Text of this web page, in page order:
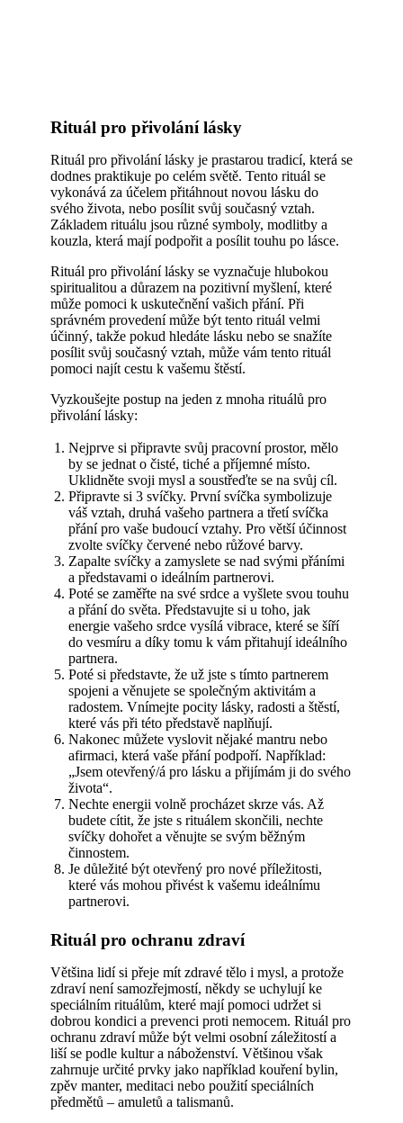
Rituál pro přivolání lásky
Rituál pro přivolání lásky je prastarou tradicí, která se
dodnes praktikuje po celém světě. Tento rituál se
vykonává za účelem přitáhnout novou lásku do
svého života, nebo posílit svůj současný vztah.
Základem rituálu jsou různé symboly, modlitby a
kouzla, která mají podpořit a posílit touhu po lásce.
Rituál pro přivolání lásky se vyznačuje hlubokou
spiritualitou a důrazem na pozitivní myšlení, které
může pomoci k uskutečnění vašich přání. Při
správném provedení může být tento rituál velmi
účinný, takže pokud hledáte lásku nebo se snažíte
posílit svůj současný vztah, může vám tento rituál
pomoci najít cestu k vašemu štěstí.
Vyzkoušejte postup na jeden z mnoha rituálů pro
přivolání lásky:
Nejprve si připravte svůj pracovní prostor, mělo
by se jednat o čisté, tiché a příjemné místo.
Uklidněte svoji mysl a soustřeďte se na svůj cíl.
Připravte si 3 svíčky. První svíčka symbolizuje
váš vztah, druhá vašeho partnera a třetí svíčka
přání pro vaše budoucí vztahy. Pro větší účinnost
zvolte svíčky červené nebo růžové barvy.
Zapalte svíčky a zamyslete se nad svými přáními
a představami o ideálním partnerovi.
Poté se zaměřte na své srdce a vyšlete svou touhu
a přání do světa. Představujte si u toho, jak
energie vašeho srdce vysílá vibrace, které se šíří
do vesmíru a díky tomu k vám přitahují ideálního
partnera.
Poté si představte, že už jste s tímto partnerem
spojeni a věnujete se společným aktivitám a
radostem. Vnímejte pocity lásky, radosti a štěstí,
které vás při této představě naplňují.
Nakonec můžete vyslovit nějaké mantru nebo
afirmaci, která vaše přání podpoří. Například:
„Jsem otevřený/á pro lásku a přijímám ji do svého
života“.
Nechte energii volně procházet skrze vás. Až
budete cítit, že jste s rituálem skončili, nechte
svíčky dohořet a věnujte se svým běžným
činnostem.
Je důležité být otevřený pro nové příležitosti,
které vás mohou přivést k vašemu ideálnímu
partnerovi.
Rituál pro ochranu zdraví
Většina lidí si přeje mít zdravé tělo i mysl, a protože
zdraví není samozřejmostí, někdy se uchylují ke
speciálním rituálům, které mají pomoci udržet si
dobrou kondici a prevenci proti nemocem. Rituál pro
ochranu zdraví může být velmi osobní záležitostí a
liší se podle kultur a náboženství. Většinou však
zahrnuje určité prvky jako například kouření bylin,
zpěv manter, meditaci nebo použití speciálních
předmětů – amuletů a talismanů.